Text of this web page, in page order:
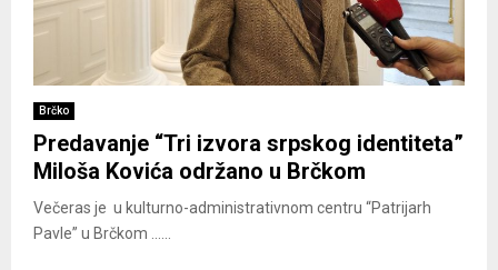
Brčko
Predavanje “Tri izvora srpskog identiteta”
Miloša Kovića održano u Brčkom
Večeras je u kulturno-administrativnom centru “Patrijarh
Pavle” u Brčkom ......